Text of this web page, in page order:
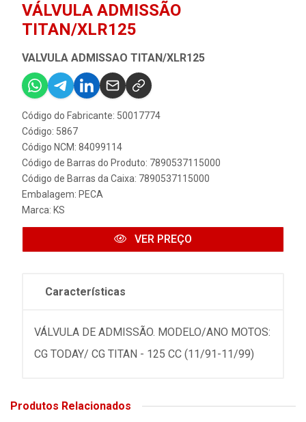
VÁLVULA ADMISSÃO
TITAN/XLR125
VALVULA ADMISSAO TITAN/XLR125
Código do Fabricante: 50017774
Código: 5867
Código NCM: 84099114
Código de Barras do Produto: 7890537115000
Código de Barras da Caixa: 7890537115000
Embalagem: PECA
Marca: KS
VER PREÇO
Características
VÁLVULA DE ADMISSÃO. MODELO/ANO MOTOS:
CG TODAY/ CG TITAN - 125 CC (11/91-11/99)
Produtos Relacionados